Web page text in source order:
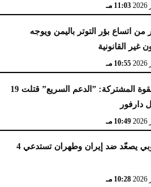
11:03 مـ
من اتساع بؤر التوتر باليمن ويوجه
غير القانونية
10:55 مـ
السودان .. القوة المشتركة: ”الدعم السريع” قتلت 19
10:49 مـ
الاتحاد الأوروبي يصعّد ضد إيران وطهران تستدعي 4
10:28 مـ